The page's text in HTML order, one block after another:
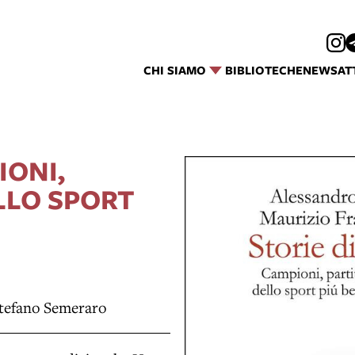
CHI SIAMO BIBLIOTECHENEWS
SPORT
Semeraro